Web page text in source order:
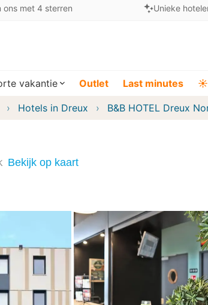
ons met 4 sterren Unieke
vakantie Outlet Last minutes ☀️
Hotels in Dreux B&B HOTEL Dreux
Bekijk op kaart